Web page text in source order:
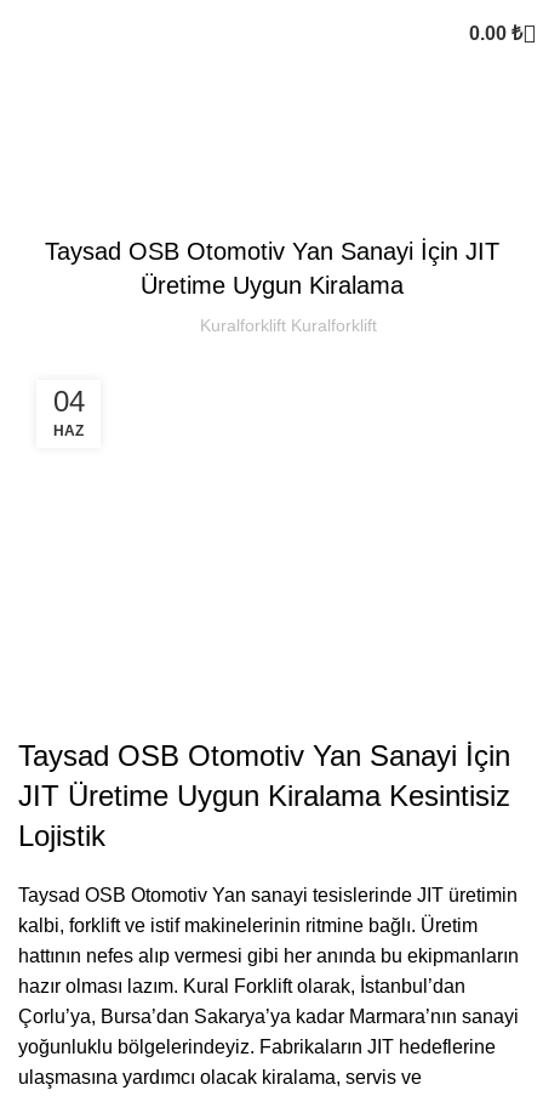
0.00 ₺
Taysad OSB Otomotiv Yan Sanayi İçin JIT
Üretime Uygun Kiralama
Kuralforklift Kuralforklift
04
HAZ
Taysad OSB Otomotiv Yan Sanayi İçin
JIT Üretime Uygun Kiralama Kesintisiz
Lojistik
Taysad OSB Otomotiv Yan sanayi tesislerinde JIT üretimin
kalbi, forklift ve istif makinelerinin ritmine bağlı. Üretim
hattının nefes alıp vermesi gibi her anında bu ekipmanların
hazır olması lazım. Kural Forklift olarak, İstanbul’dan
Çorlu’ya, Bursa’dan Sakarya’ya kadar Marmara’nın sanayi
yoğunluklu bölgelerindeyiz. Fabrikaların JIT hedeflerine
ulaşmasına yardımcı olacak kiralama, servis ve